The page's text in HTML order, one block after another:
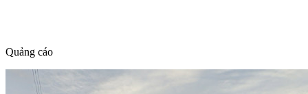
Quảng cáo